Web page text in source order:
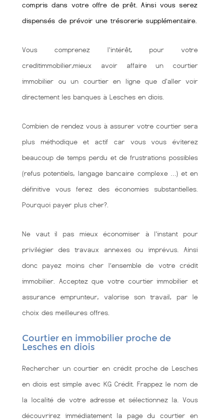
compris dans votre offre de prêt. Ainsi vous serez
dispensés de prévoir une trésorerie supplémentaire.
Vous comprenez l'intérêt, pour votre
creditimmobilier,mieux avoir affaire un courtier
immobilier ou un courtier en ligne que d'aller voir
directement les banques à Lesches en diois.
Combien de rendez vous à assurer votre courtier sera
plus méthodique et actif car vous vous éviterez
beaucoup de temps perdu et de frustrations possibles
(refus potentiels, langage bancaire complexe …) et en
définitive vous ferez des économies substantielles.
Pourquoi payer plus cher?.
Ne vaut il pas mieux économiser à l'instant pour
privilégier des travaux annexes ou imprévus. Ainsi
donc payez moins cher l’ensemble de votre crédit
immobilier. Acceptez que votre courtier immobilier et
assurance emprunteur, valorise son travail, par le
choix des meilleures offres.
Courtier en immobilier proche de
Lesches en diois
Rechercher un courtier en crédit proche de Lesches
en diois est simple avec KG Crédit. Frappez le nom de
la localité de votre adresse et sélectionnez la. Vous
découvrirez immédiatement la page du courtier en